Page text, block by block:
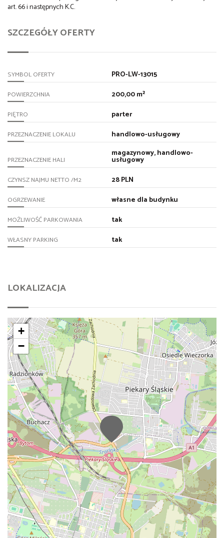
art. 66 i następnych K.C.
SZCZEGÓŁY OFERTY
SYMBOL OFERTY PRO-LW-13015
POWIERZCHNIA 200,00 m²
PIĘTRO parter
PRZEZNACZENIE LOKALU handlowo-usługowy
PRZEZNACZENIE HALI
magazynowy, handlowo-
usługowy
CZYNSZ NAJMU NETTO /M2 28 PLN
OGRZEWANIE własne dla budynku
MOŻLIWOŚĆ PARKOWANIA tak
WŁASNY PARKING tak
LOKALIZACJA
+
−